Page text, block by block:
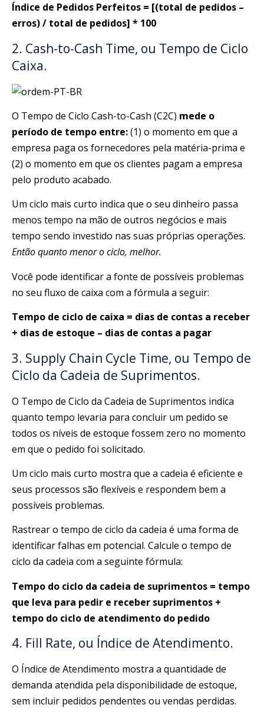
Índice de Pedidos Perfeitos = [(total de pedidos –
erros) / total de pedidos] * 100
2. Cash-to-Cash Time, ou Tempo de Ciclo
Caixa.
O Tempo de Ciclo Cash-to-Cash (C2C) mede o
período de tempo entre:(1) o momento em que a
empresa paga os fornecedores pela matéria-prima e
(2) o momento em que os clientes pagam a empresa
pelo produto acabado.
Um ciclo mais curto indica que o seu dinheiro passa
menos tempo na mão de outros negócios e mais
tempo sendo investido nas suas próprias operações.
Então quanto menor o ciclo, melhor.
Você pode identificar a fonte de possíveis problemas
no seu fluxo de caixa com a fórmula a seguir:
Tempo de ciclo de caixa = dias de contas a receber
+ dias de estoque – dias de contas a pagar
3. Supply Chain Cycle Time, ou Tempo de
Ciclo da Cadeia de Suprimentos.
O Tempo de Ciclo da Cadeia de Suprimentos indica
quanto tempo levaria para concluir um pedido se
todos os níveis de estoque fossem zero no momento
em que o pedido foi solicitado.
Um ciclo mais curto mostra que a cadeia é eficiente e
seus processos são flexíveis e respondem bem a
possíveis problemas.
Rastrear o tempo de ciclo da cadeia é uma forma de
identificar falhas em potencial. Calcule o tempo de
ciclo da cadeia com a seguinte fórmula:
Tempo do ciclo da cadeia de suprimentos = tempo
que leva para pedir e receber suprimentos +
tempo do ciclo de atendimento do pedido
4. Fill Rate, ou Índice de Atendimento.
O Índice de Atendimento mostra a quantidade de
demanda atendida pela disponibilidade de estoque,
sem incluir pedidos pendentes ou vendas perdidas.